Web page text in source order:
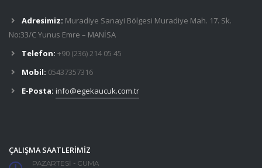
Adresimiz: Muradiye Sanayi Bölgesi Muradiye Mah. 17. Sk.
No:33/C Yunus Emre – MANİSA
Telefon: +90 (236) 214 05 45
Mobil: 05437357316
E-Posta: info@egekaucuk.com.tr
ÇALIŞMA SAATLERİMİZ
PAZARTESİ - CUMA